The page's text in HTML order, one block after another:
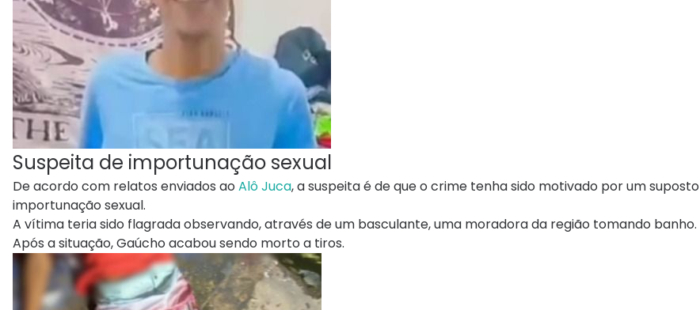
Suspeita de importunação sexual
De acordo com relatos enviados ao Alô Juca, a suspeita é de que o crime tenha sido motivado por um
importunação sexual.
A vítima teria sido flagrada observando, através de um basculante, uma moradora da região tomando banho.
Após a situação, Gaúcho acabou sendo morto a tiros.